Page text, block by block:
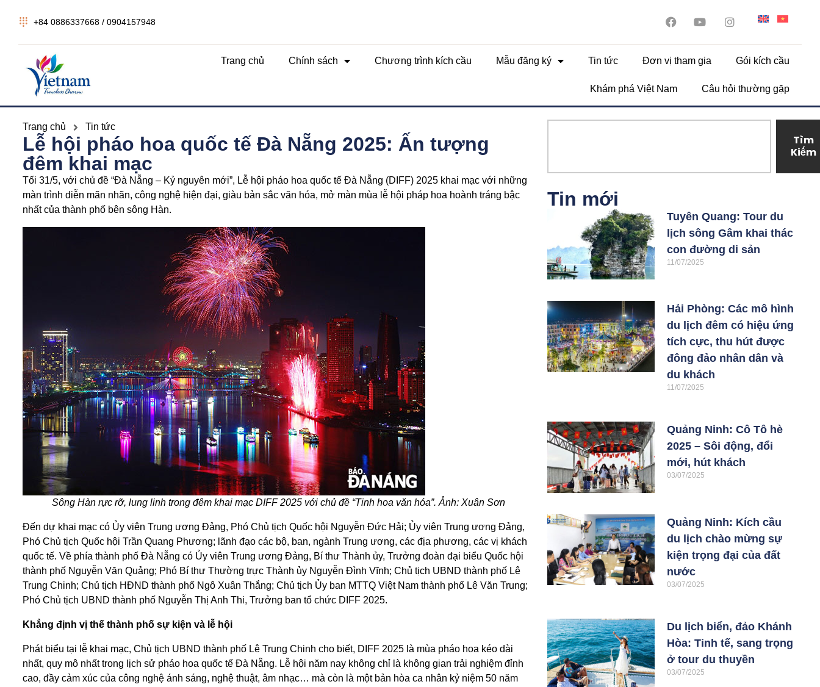
+84 0886337668 / 0904157948
Trang chủ Chính sách Chương trình kích cầu Mẫu đăng ký Tin tức Đơn vị tham gia Gói kích cầu
Khám phá Việt Nam Câu hỏi thường gặp
Trang chủ Tin tức
Lễ hội pháo hoa quốc tế Đà Nẵng 2025: Ấn tượng
đêm khai mạc
Tối 31/5, với chủ đề “Đà Nẵng – Kỷ nguyên mới”, Lễ hội pháo hoa quốc tế Đà Nẵng (DIFF) 2025 khai mạc với những
màn trình diễn mãn nhãn, công nghệ hiện đại, giàu bản sắc văn hóa, mở màn mùa lễ hội pháp hoa hoành tráng bậc
nhất của thành phố bên sông Hàn.
Sông Hàn rực rỡ, lung linh trong đêm khai mạc DIFF 2025 với chủ đề “Tinh hoa văn hóa”. Ảnh: Xuân Sơn
Đến dự khai mạc có Ủy viên Trung ương Đảng, Phó Chủ tịch Quốc hội Nguyễn Đức Hải; Ủy viên Trung ương Đảng,
Phó Chủ tịch Quốc hội Trần Quang Phương; lãnh đạo các bộ, ban, ngành Trung ương, các địa phương, các vị khách
quốc tế. Về phía thành phố Đà Nẵng có Ủy viên Trung ương Đảng, Bí thư Thành ủy, Trưởng đoàn đại biểu Quốc hội
thành phố Nguyễn Văn Quảng; Phó Bí thư Thường trực Thành ủy Nguyễn Đình Vĩnh; Chủ tịch UBND thành phố Lê
Trung Chinh; Chủ tịch HĐND thành phố Ngô Xuân Thắng; Chủ tịch Ủy ban MTTQ Việt Nam thành phố Lê Văn Trung;
Phó Chủ tịch UBND thành phố Nguyễn Thị Anh Thi, Trưởng ban tổ chức DIFF 2025.
Khẳng định vị thế thành phố sự kiện và lễ hội
Phát biểu tại lễ khai mạc, Chủ tịch UBND thành phố Lê Trung Chinh cho biết, DIFF 2025 là mùa pháo hoa kéo dài
nhất, quy mô nhất trong lịch sử pháo hoa quốc tế Đà Nẵng. Lễ hội năm nay không chỉ là không gian trải nghiệm đỉnh
cao, đầy cảm xúc của công nghệ ánh sáng, nghệ thuật, âm nhạc… mà còn là một bản hòa ca nhân kỷ niệm 50 năm
Tìm
Kiếm
Tin mới
Tuyên Quang: Tour du
lịch sông Gâm khai thác
con đường di sản
11/07/2025
Hải Phòng: Các mô hình
du lịch đêm có hiệu ứng
tích cực, thu hút được
đông đảo nhân dân và
du khách
11/07/2025
Quảng Ninh: Cô Tô hè
2025 – Sôi động, đổi
mới, hút khách
03/07/2025
Quảng Ninh: Kích cầu
du lịch chào mừng sự
kiện trọng đại của đất
nước
03/07/2025
Du lịch biển, đảo Khánh
Hòa: Tinh tế, sang trọng
ở tour du thuyền
03/07/2025